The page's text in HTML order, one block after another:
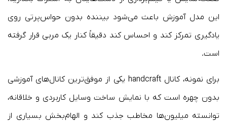
این مدل آموزش باعث می‌شود بیننده بدون حواس‌پرتی روی
یادگیری تمرکز کند و احساس کند دقیقاً کنار یک مربی قرار گرفته
است.
برای نمونه، کانال handcraft یکی از موفق‌ترین کانال‌های آموزشی
بدون چهره است که با نمایش ساخت وسایل کاربردی و خلاقانه،
توانسته میلیون‌ها مخاطب جذب کند و الهام‌بخش بسیاری از